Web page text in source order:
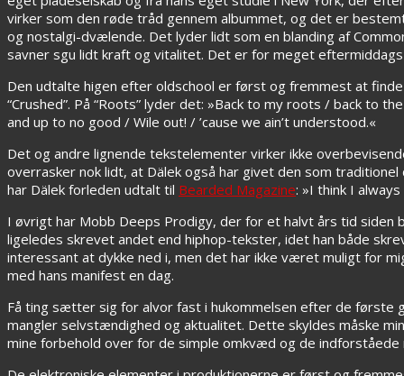
virker som den røde tråd gennem albummet, og det er
og nostalgi-dvælende. Det lyder lidt som en blanding af
savner sgu lidt kraft og vitalitet. Det er for meget
Den udtalte higen efter oldschool er først og fremmest at
“Crushed”. På “Roots” lyder det: »Back to my roots / back to
and up to no good / Wile out! / ’cause we ain’t understood.«
Det og andre lignende tekstelementer virker ikke
overrasker nok lidt, at Dälek også har givet den som
har Dälek forleden udtalt til Bearded Magazine: »I think I
I øvrigt har Mobb Deeps Prodigy, der for et halvt års tid
ligeledes skrevet andet end hiphop-tekster, idet han både
interessant at dykke ned i, men det har ikke været muligt for
med hans manifest en dag.
Få ting sætter sig for alvor fast i hukommelsen efter de første
mangler selvstændighed og aktualitet. Dette skyldes måske
mine forbehold over for de simple omkvæd og de indforståede